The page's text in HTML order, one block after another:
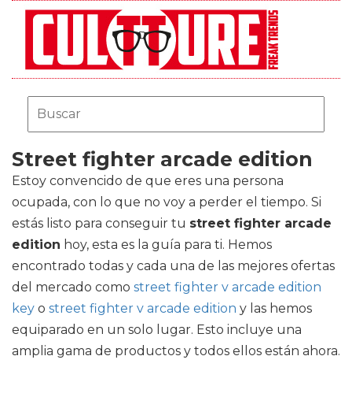
Street fighter arcade edition
Estoy convencido de que eres una persona
ocupada, con lo que no voy a perder el tiempo. Si
estás listo para conseguir tu street fighter arcade
edition hoy, esta es la guía para ti. Hemos
encontrado todas y cada una de las mejores ofertas
del mercado como street fighter v arcade edition
key o street fighter v arcade edition y las hemos
equiparado en un solo lugar. Esto incluye una
amplia gama de productos y todos ellos están ahora.